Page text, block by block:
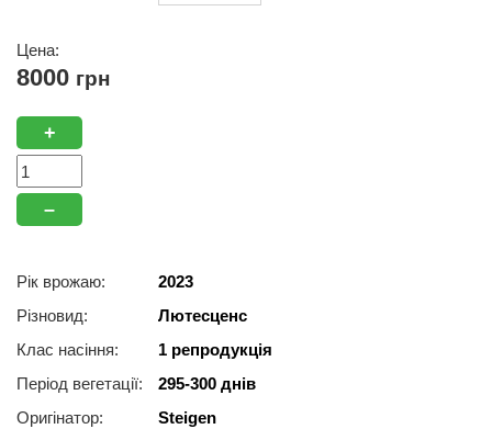
Цена:
8000 грн
+
–
Рік врожаю:
2023
Різновид:
Лютесценс
Клас насіння:
1 репродукція
Період вегетації:
295-300 днів
Оригінатор:
Steigen